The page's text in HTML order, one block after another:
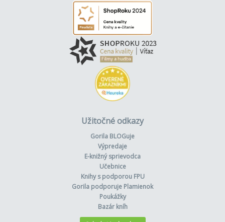
Užitočné odkazy
Gorila BLOGuje
Výpredaje
E-knižný sprievodca
Učebnice
Knihy s podporou FPU
Gorila podporuje Plamienok
Poukážky
Bazár kníh